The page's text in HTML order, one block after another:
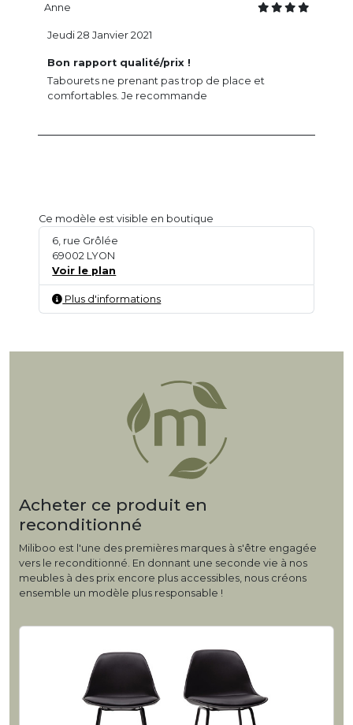
Anne
Bon rapport qualité/prix !
Tabourets ne prenant pas trop de place et
comfortables. Je recommande
Jeudi 28 Janvier 2021
Ce modèle est visible en boutique
6, rue Grôlée
69002 LYON
Voir le plan
Plus d'informations
Acheter ce produit en
reconditionné
Miliboo est l'une des premières marques à s'être engagée
vers le reconditionné. En donnant une seconde vie à nos
meubles à des prix encore plus accessibles, nous créons
ensemble un modèle plus responsable !